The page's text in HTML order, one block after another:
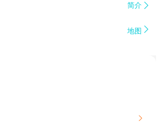
简介 
地图 
